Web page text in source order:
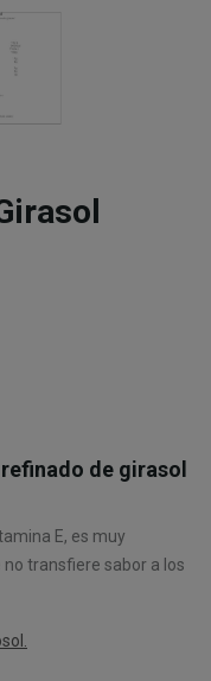
de girasol
E, es muy
transfiere sabor a los